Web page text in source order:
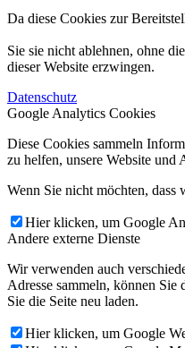
Da diese Cookies zur
Sie sie nicht ablehnen, ohne
dieser Website erzwingen.
Datenschutz
Google Analytics Cookies
Diese Cookies sammeln
zu helfen, unsere Website und
Wenn Sie nicht möchten,
Hier klicken, um Google
Andere externe Dienste
Wir verwenden auch
Adresse sammeln, können
Sie die Seite neu laden.
Hier klicken, um Google